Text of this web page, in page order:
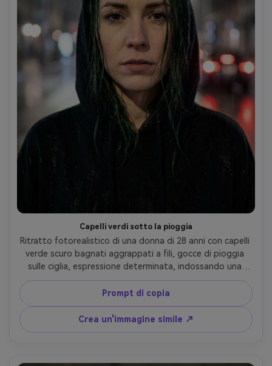
Capelli verdi sotto la pioggia
Ritratto fotorealistico di una donna di 28 anni con capelli
verde scuro bagnati aggrappati a fili, gocce di pioggia
sulle ciglia, espressione determinata, indossando una
felpa con cappuccio nera, strada della città di notte con
strisce di pioggia e lampioni, retroilluminazione più
riempimento morbido, Canon R6 Mark II, 50mm f/1.2, primo
piano leggermente basso angolo, umore drammatico,
goccioline d'acqua realistiche, toni naturali della pelle,
Prompt di copia
Crea un'immagine simile ↗